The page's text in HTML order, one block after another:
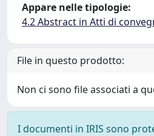
Appare nelle tipologie:
4.2 Abstract in Atti di
File in questo prodotto:
Non ci sono file associati a
I documenti in IRIS sono